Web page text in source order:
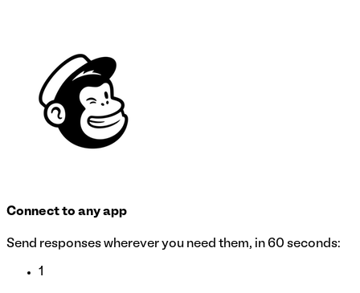
Connect to any app
Send responses wherever you need them, in 60 seconds:
1